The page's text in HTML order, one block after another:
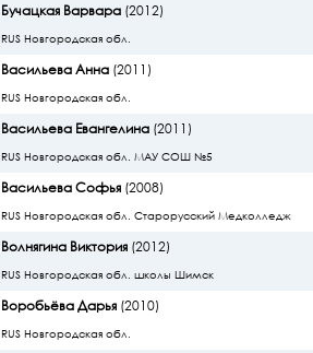
Бучацкая Варвара(2012)
RUS Новгородская обл.
Васильева Анна(2011)
RUS Новгородская обл.
Васильева Евангелина(2011)
RUS Новгородская обл. МАУ СОШ №5
Васильева Софья(2008)
RUS Новгородская обл. Старорусский Медколледж
Волнягина Виктория(2012)
RUS Новгородская обл. школы Шимск
Воробьёва Дарья(2010)
RUS Новгородская обл.